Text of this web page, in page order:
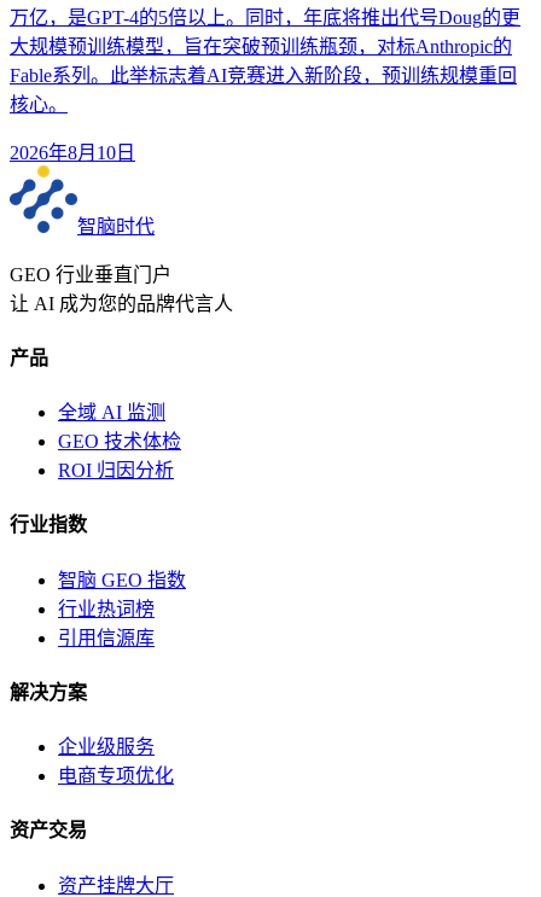
万亿，是GPT-4的5倍以上。同时，年底将推出代号Doug的更
大规模预训练模型，旨在突破预训练瓶颈，对标Anthropic的
Fable系列。此举标志着AI竞赛进入新阶段，预训练规模重回
核心。
2026年8月10日
智脑时代
GEO 行业垂直门户
让 AI 成为您的品牌代言人
产品
全域 AI 监测
GEO 技术体检
ROI 归因分析
行业指数
智脑 GEO 指数
行业热词榜
引用信源库
解决方案
企业级服务
电商专项优化
资产交易
资产挂牌大厅